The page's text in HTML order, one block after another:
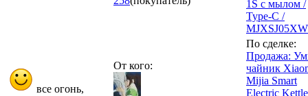
1S с мылом /
Type-C /
MJXSJ05XW
все огонь,
От кого:
По сделке:
Продажа:
чайник
Mijia Smart
Electric